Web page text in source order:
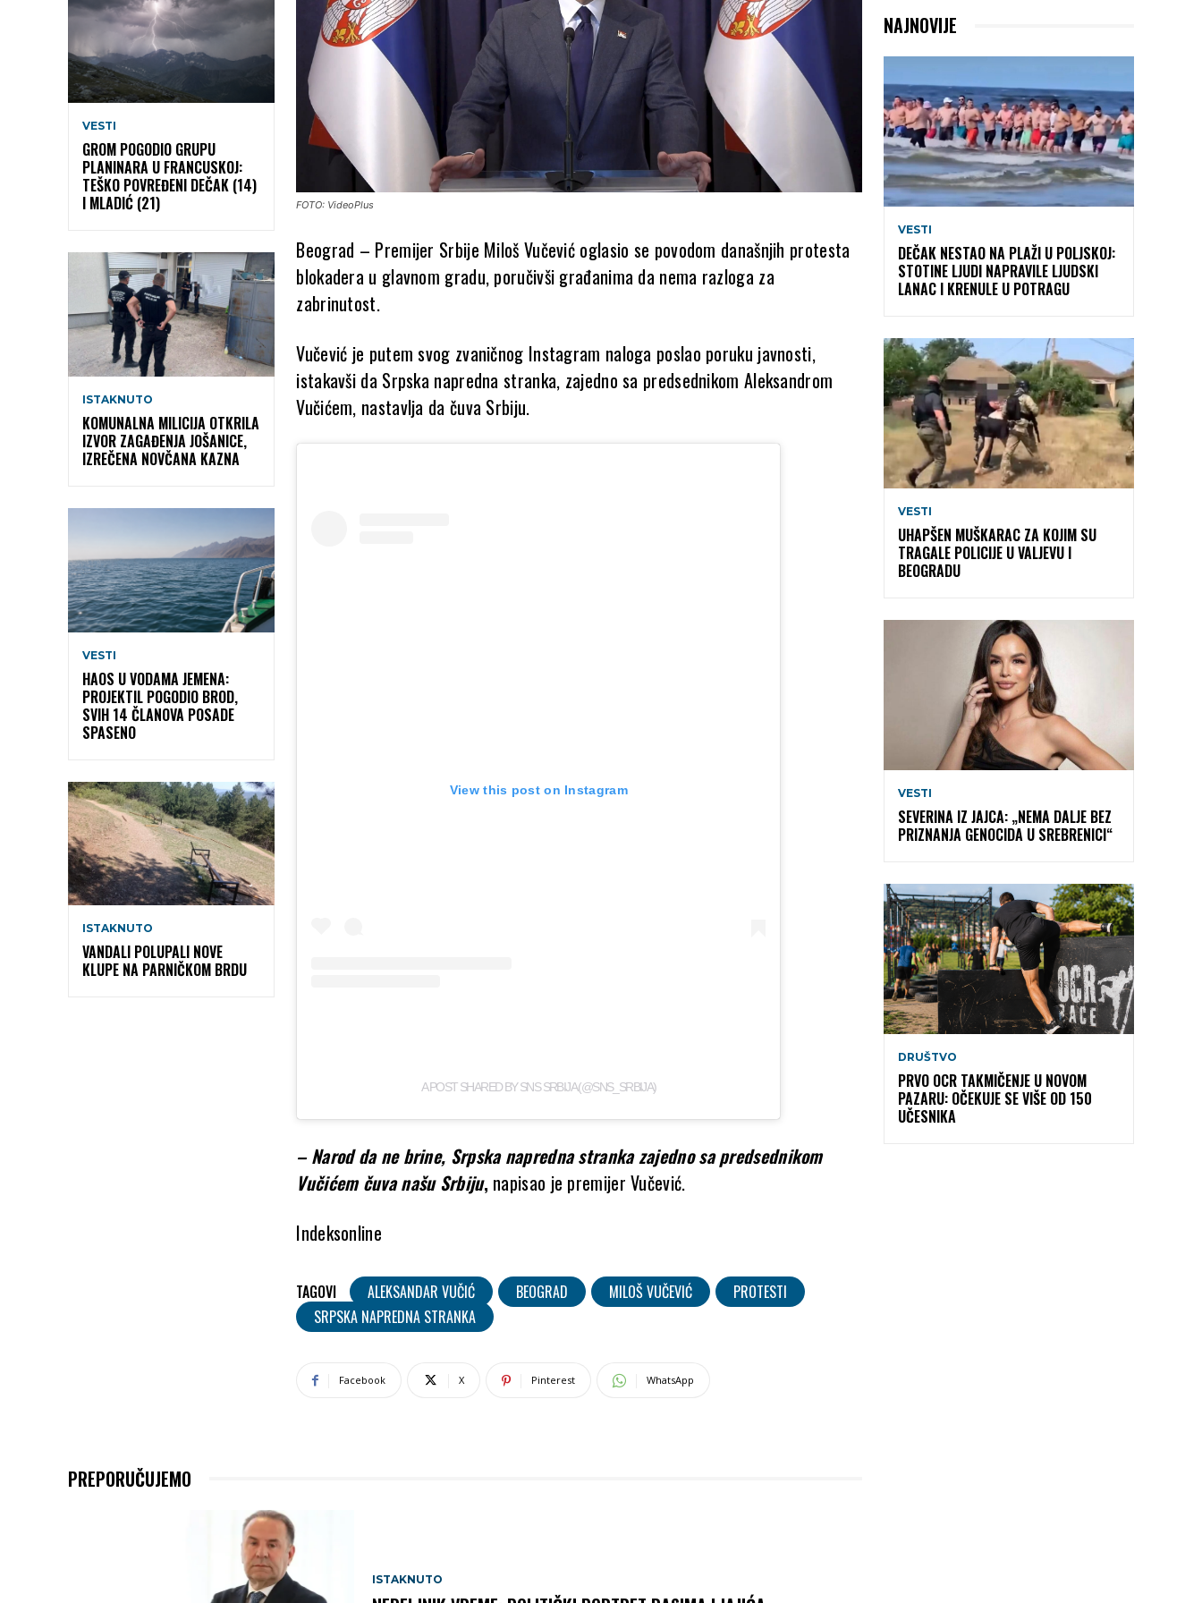
VESTI
GROM POGODIO GRUPU
PLANINARA U FRANCUSKOJ:
TEŠKO POVREĐENI DEČAK (14)
I MLADIĆ (21)
ISTAKNUTO
KOMUNALNA MILICIJA OTKRILA
IZVOR ZAGAĐENJA JOŠANICE,
IZREČENA NOVČANA KAZNA
VESTI
HAOS U VODAMA JEMENA:
PROJEKTIL POGODIO BROD,
SVIH 14 ČLANOVA POSADE
SPASENO
ISTAKNUTO
VANDALI POLUPALI NOVE
KLUPE NA PARNIČKOM BRDU
FOTO: VideoPlus
Beograd – Premijer Srbije Miloš Vučević oglasio se povodom današnjih protesta
blokadera u glavnom gradu, poručivši građanima da nema razloga za
zabrinutost.
Vučević je putem svog zvaničnog Instagram naloga poslao poruku javnosti,
istakavši da Srpska napredna stranka, zajedno sa predsednikom Aleksandrom
Vučićem, nastavlja da čuva Srbiju.
View this post on Instagram
A POST SHARED BY SNS SRBIJA (@SNS_SRBIJA)
– Narod da ne brine, Srpska napredna stranka zajedno sa predsednikom
Vučićem čuva našu Srbiju, napisao je premijer Vučević.
Indeksonline
TAGOVI ALEKSANDAR VUČIĆ BEOGRAD MILOŠ VUČEVIĆ
PROTESTI
SRPSKA NAPREDNA STRANKA
Facebook X Pinterest WhatsApp
PREPORUČUJEMO
ISTAKNUTO
NAJNOVIJE
VESTI
DEČAK NESTAO NA PLAŽI U POLJSKOJ:
STOTINE LJUDI NAPRAVILE LJUDSKI
LANAC I KRENULE U POTRAGU
VESTI
UHAPŠEN MUŠKARAC ZA KOJIM SU
TRAGALE POLICIJE U VALJEVU I
BEOGRADU
VESTI
SEVERINA IZ JAJCA: „NEMA DALJE BEZ
PRIZNANJA GENOCIDA U SREBRENICI“
DRUŠTVO
PRVO OCR TAKMIČENJE U NOVOM
PAZARU: OČEKUJE SE VIŠE OD 150
UČESNIKA